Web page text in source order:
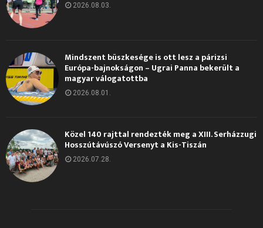
2026.08.03.
Mindszent büszkesége is ott lesz a párizsi
Európa-bajnokságon – Ugrai Panna bekerült a
magyar válogatottba
2026.08.01.
Közel 140 rajttal rendezték meg a XIII. Serházzugi
Hosszútávúszó Versenyt a Kis-Tiszán
2026.07.28.